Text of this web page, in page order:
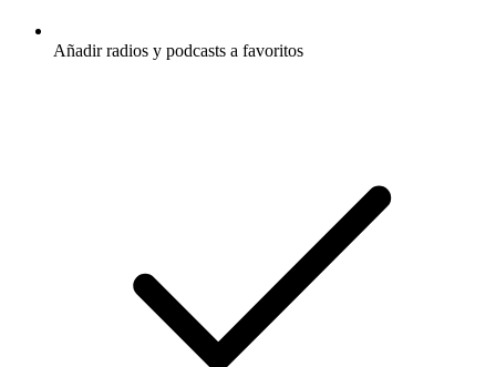
Añadir radios y podcasts a favoritos